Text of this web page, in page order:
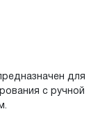
для
с ручной